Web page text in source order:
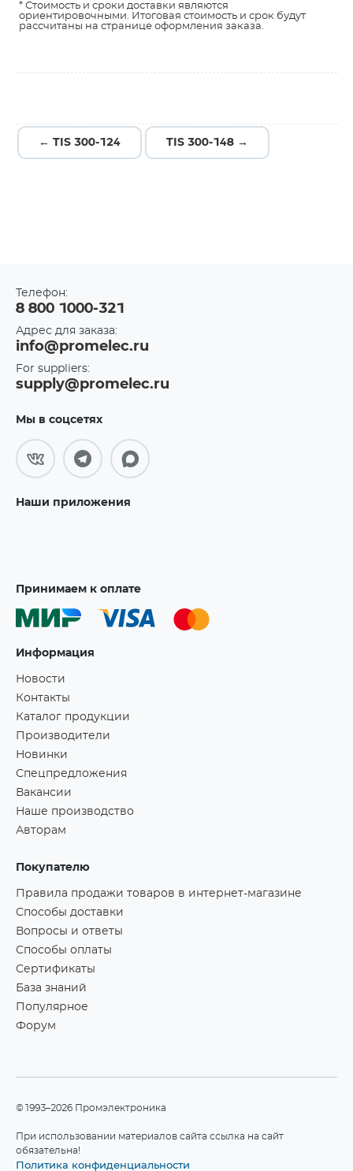
* Стоимость и сроки доставки являются
ориентировочными. Итоговая стоимость и срок будут
рассчитаны на странице оформления заказа.
← TIS 300-124 TIS 300-148 →
Телефон:
8 800 1000-321
Адрес для заказа:
info@promelec.ru
For suppliers:
supply@promelec.ru
Мы в соцсетях
Наши приложения
Принимаем к оплате
Информация
Новости
Контакты
Каталог продукции
Производители
Новинки
Спецпредложения
Вакансии
Наше производство
Авторам
Покупателю
Правила продажи товаров в интернет-магазине
Способы доставки
Вопросы и ответы
Способы оплаты
Сертификаты
База знаний
Популярное
Форум
©1993–2026 Промэлектроника
При использовании материалов сайта ссылка на сайт
обязательна!
Политика конфиденциальности